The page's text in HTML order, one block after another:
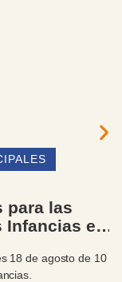
para las
Infancias en
18 de agosto de 10